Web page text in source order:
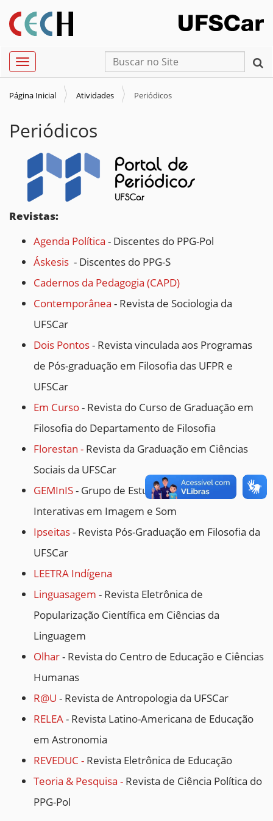
Busca
Busca Avançada…
Toggle navigation
Página Inicial Atividades Periódicos
Periódicos
Revistas:
Agenda Política - Discentes do PPG-Pol
Áskesis - Discentes do PPG-S
Cadernos da Pedagogia (CAPD)
Contemporânea - Revista de Sociologia da
UFSCar
Dois Pontos- Revista vinculada aos Programas
de Pós-graduação em Filosofia das UFPR e
UFSCar
Em Curso- Revista do Curso de Graduação em
Filosofia do Departamento de Filosofia
Florestan - Revista da Graduação em Ciências
Sociais da UFSCar
GEMInIS- Grupo de Estudos sobre Mídias
Interativas em Imagem e Som
Ipseitas- Revista Pós-Graduação em Filosofia da
UFSCar
LEETRA Indígena
Linguasagem - Revista Eletrônica de
Popularização Científica em Ciências da
Linguagem
Olhar- Revista do Centro de Educação e Ciências
Humanas
R@U - Revista de Antropologia da UFSCar
RELEA- Revista Latino-Americana de Educação
em Astronomia
REVEDUC - Revista Eletrônica de Educação
Teoria & Pesquisa - Revista de Ciência Política do
PPG-Pol